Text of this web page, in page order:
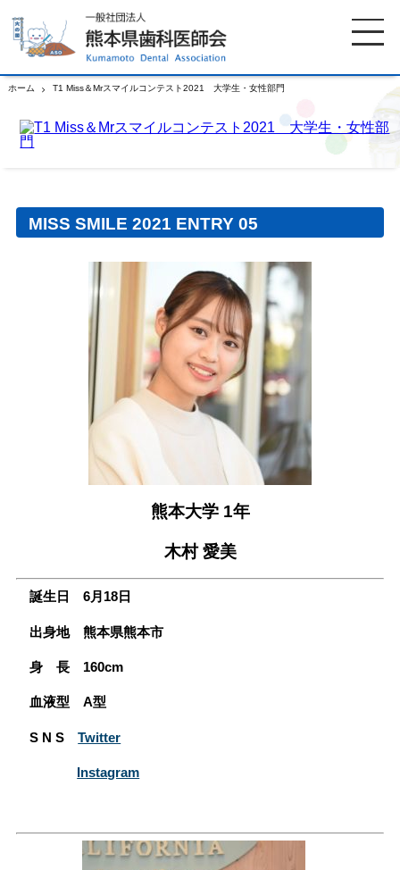
ホーム T1 Miss＆Mrスマイルコンテスト2021 大学生・女性部門
MISS SMILE 2021 ENTRY 05
熊本大学 1年
木村 愛美
誕生日 6月18日
出身地 熊本県熊本市
身 長 160cm
血液型 A型
S N STwitter
Instagram
ホーム 歯科医師会について
歯科医院検索 休日当番医
口腔保健センター
国保組合からのお知らせ 熊本歯科衛生士専門学院
会員専用ページ プライバシーポリシー
サイトマップ